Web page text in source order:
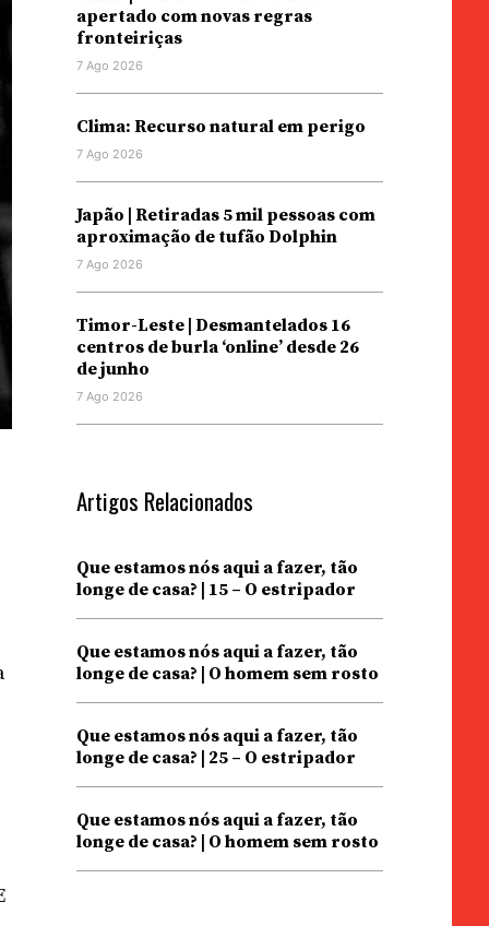
apertado com novas regras
fronteiriças
7 Ago 2026
Clima: Recurso natural em perigo
7 Ago 2026
Japão | Retiradas 5 mil pessoas com
aproximação de tufão Dolphin
7 Ago 2026
Timor-Leste | Desmantelados 16
centros de burla ‘online’ desde 26
de junho
7 Ago 2026
Artigos Relacionados
Que estamos nós aqui a fazer, tão
longe de casa? | 15 – O estripador
Que estamos nós aqui a fazer, tão
longe de casa? | O homem sem rosto
Que estamos nós aqui a fazer, tão
longe de casa? | 25 – O estripador
Que estamos nós aqui a fazer, tão
longe de casa? | O homem sem rosto